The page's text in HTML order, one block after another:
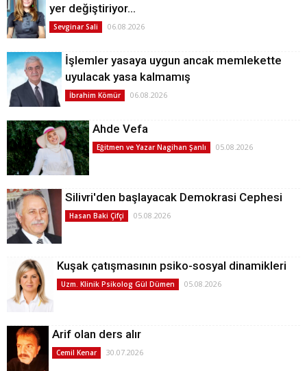
yer değiştiriyor…
Sevginar Sali 06.08.2026
İşlemler yasaya uygun ancak memlekette
uyulacak yasa kalmamış
İbrahim Kömür 06.08.2026
Ahde Vefa
Eğitmen ve Yazar Nagihan Şanlı 05.08.2026
Silivri'den başlayacak Demokrasi Cephesi
Hasan Baki Çifçi 05.08.2026
Kuşak çatışmasının psiko-sosyal dinamikleri
Uzm. Klinik Psikolog Gül Dümen 05.08.2026
Arif olan ders alır
Cemil Kenar 30.07.2026